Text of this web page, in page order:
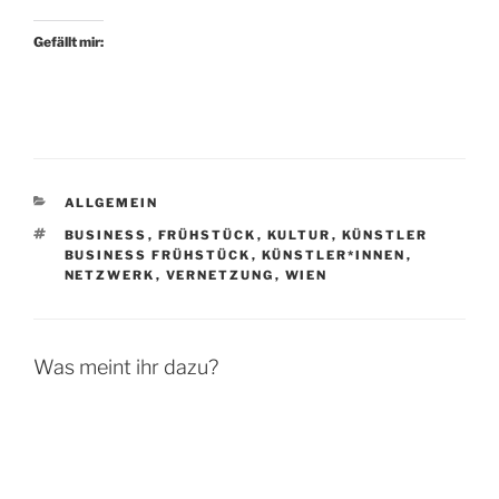
Gefällt mir:
KATEGORIEN
ALLGEMEIN
SCHLAGWÖRTER
BUSINESS , FRÜHSTÜCK , KULTUR , KÜNSTLER
BUSINESS FRÜHSTÜCK , KÜNSTLER*INNEN ,
NETZWERK , VERNETZUNG , WIEN
Was meint ihr dazu?